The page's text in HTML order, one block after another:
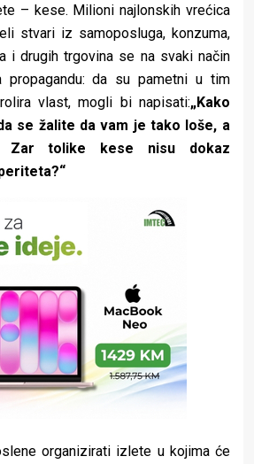
– kese. Milioni najlonskih vrećica
stvari iz samoposluga, konzuma,
i drugih trgovina se na svaki način
da su pametni u tim
vlast, mogli bi napisati:„Kako
se žalite da vam je tako loše, a
Zar tolike kese nisu dokaz
organizirati izlete u kojima će